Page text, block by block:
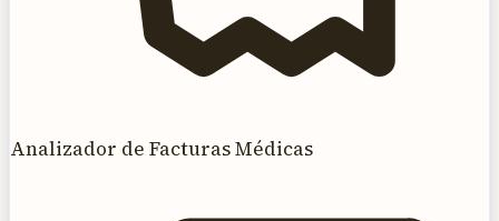
Analizador de Facturas Médicas